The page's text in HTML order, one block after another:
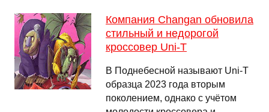
Компания Changan обновила
стильный и недорогой
кроссовер Uni-T
В Поднебесной называют Uni-T
образца 2023 года вторым
поколением, однако с учётом